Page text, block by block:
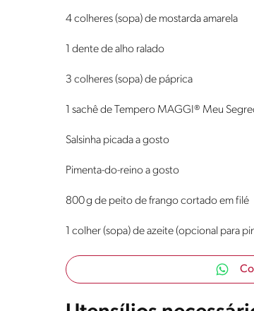
4 colheres (sopa) de mostarda amarela
1 dente de alho ralado
3 colheres (sopa) de páprica
1 sachê de Tempero MAGGI® Meu
Salsinha picada a gosto
Pimenta-do-reino a gosto
800 g de peito de frango cortado em filé
1 colher (sopa) de azeite (opcional para